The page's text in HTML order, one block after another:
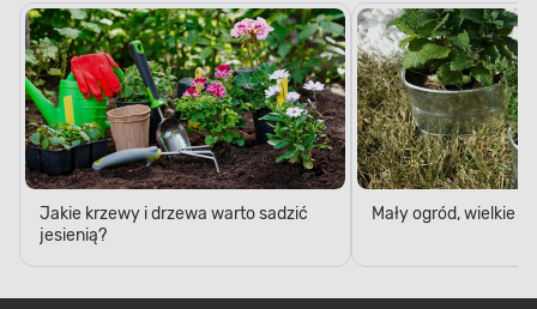
Jakie krzewy i drzewa warto sadzić
jesienią?
Mały ogród, wielkie